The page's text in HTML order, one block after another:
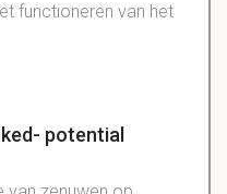
functioneren van het
potential